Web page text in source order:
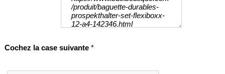
Cochez la case suivante *